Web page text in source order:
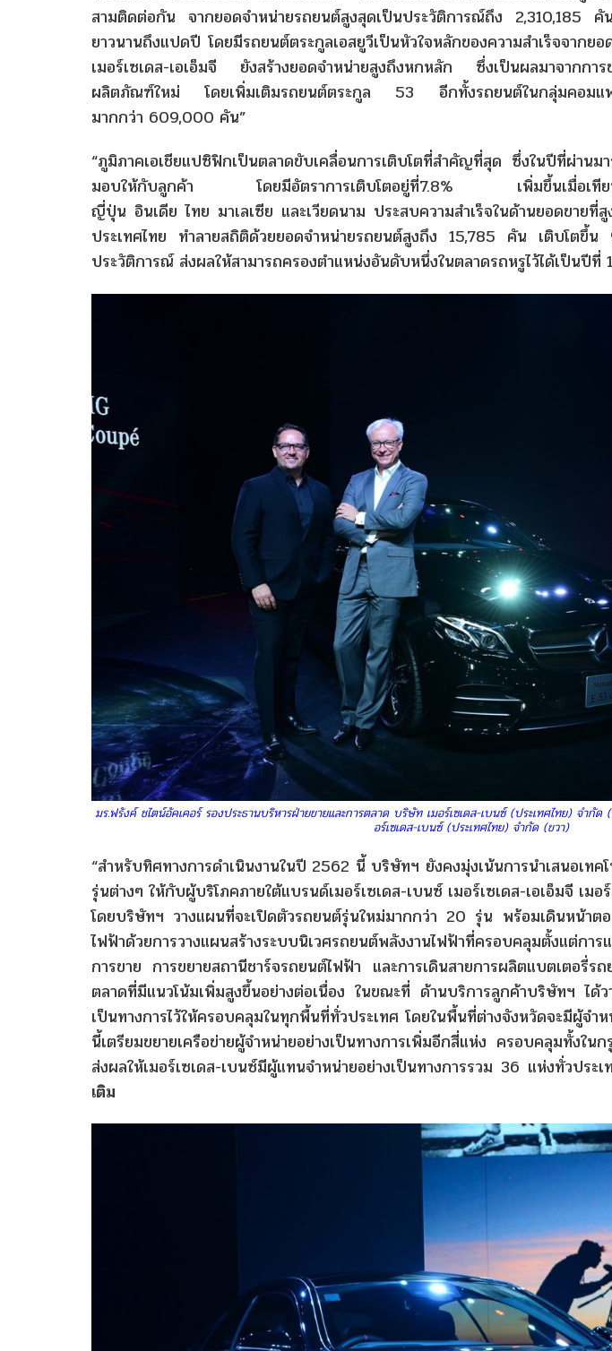
สามติดต่อกัน จากยอดจำหน่ายรถยนต์สูงสุดเป็นประวัติการณ์ถึง 2,310,185 คั
ยาวนานถึงแปดปี โดยมีรถยนต์ตระกูลเอสยูวีเป็นหัวใจหลักของความสำเร็จจาก
เมอร์เซเดส-เอเอ็มจี ยังสร้างยอดจำหน่ายสูงถึงหกหลัก ซึ่งเป็นผลมาจากกา
ผลิตภัณฑ์ใหม่ โดยเพิ่มเติมรถยนต์ตระกูล 53 อีกทั้งรถยนต์ในกลุ่มคอมแพค
มากกว่า 609,000 คัน”
“ภูมิภาคเอเชียแปซิฟิกเป็นตลาดขับเคลื่อนการเติบโตที่สำคัญที่สุด ซึ่งในปีที่ผ่าน
มอบให้กับลูกค้า โดยมีอัตราการเติบโตอยู่ที่7.8% เพิ่มขึ้นเมื่อ
ญี่ปุ่น อินเดีย ไทย มาเลเซีย และเวียดนาม ประสบความสำเร็จในด้านยอดขายที่สู
ประเทศไทย ทำลายสถิติด้วยยอดจำหน่ายรถยนต์สูงถึง 15,785 คัน เติบโตขึ้
ประวัติการณ์ ส่งผลให้สามารถครองตำแหน่งอันดับหนึ่งในตลาดรถหรูไว้ได้เป็นปีที่
มร.ฟรังค์ ชไตน์อัคเคอร์ รองประธานบริหารฝ่ายขายและการตลาด บริษัท เมอร์เซเดส-เบนซ์ (ประเทศไทย) จำกั
อร์เซเดส-เบนซ์ (ประเทศไทย) จำกัด (ขวา)
“สำหรับทิศทางการดำเนินงานในปี 2562 นี้ บริษัทฯ ยังคงมุ่งเน้นการนำเสนอเท
รุ่นต่างๆ ให้กับผู้บริโภคภายใต้แบรนด์เมอร์เซเดส-เบนซ์ เมอร์เซเดส-เอเอ็มจี เม
โดยบริษัทฯ วางแผนที่จะเปิดตัวรถยนต์รุ่นใหม่มากกว่า 20 รุ่น พร้อมเดินหน้าต
ไฟฟ้าด้วยการวางแผนสร้างระบบนิเวศรถยนต์พลังงานไฟฟ้าที่ครอบคลุมตั้งแต่ก
การขาย การขยายสถานีชาร์จรถยนต์ไฟฟ้า และการเดินสายการผลิตแบตเตอรี่ร
ตลาดที่มีแนวโน้มเพิ่มสูงขึ้นอย่างต่อเนื่อง ในขณะที่ ด้านบริการลูกค้าบริษัทฯ ได้ว
เป็นทางการไว้ให้ครอบคลุมในทุกพื้นที่ทั่วประเทศ โดยในพื้นที่ต่างจังหวัดจะมีผู้จำ
นี้เตรียมขยายเครือข่ายผู้จำหน่ายอย่างเป็นทางการเพิ่มอีกสี่แห่ง ครอบคลุมทั้งใ
ส่งผลให้เมอร์เซเดส-เบนซ์มีผู้แทนจำหน่ายอย่างเป็นทางการรวม 36 แห่งทั่วประ
เติม